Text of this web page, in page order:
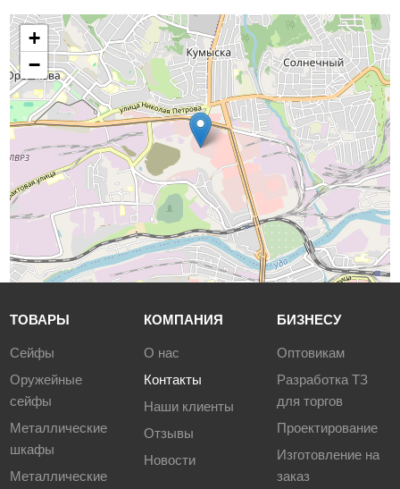
+
−
ТОВАРЫ
Сейфы
Оружейные
сейфы
Металлические
шкафы
Металлические
КОМПАНИЯ
О нас
Контакты
Наши клиенты
Отзывы
Новости
БИЗНЕСУ
Оптовикам
Разработка ТЗ
для торгов
Проектирование
Изготовление на
заказ